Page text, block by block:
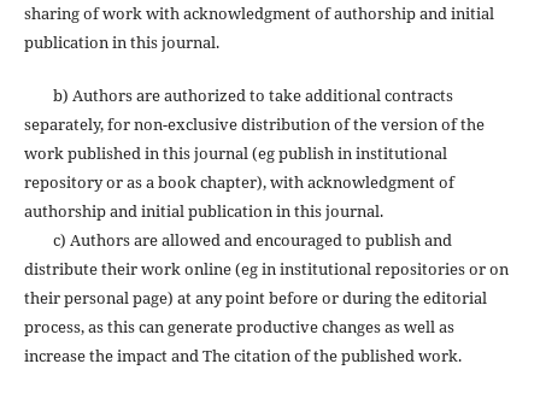
sharing of work with acknowledgment of authorship and initial
publication in this journal.
b) Authors are authorized to take additional contracts
separately, for non-exclusive distribution of the version of the
work published in this journal (eg publish in institutional
repository or as a book chapter), with acknowledgment of
authorship and initial publication in this journal.
c) Authors are allowed and encouraged to publish and
distribute their work online (eg in institutional repositories or on
their personal page) at any point before or during the editorial
process, as this can generate productive changes as well as
increase the impact and The citation of the published work.